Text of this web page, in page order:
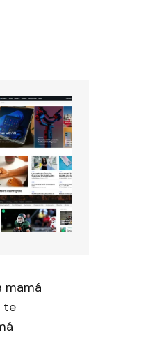
mamá
te